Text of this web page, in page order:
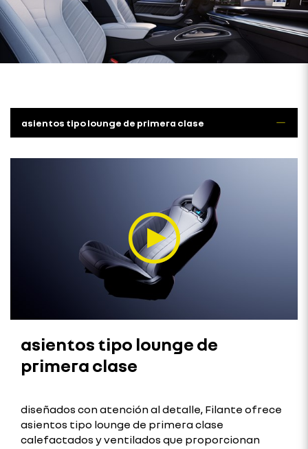
asientos tipo lounge de primera clase
asientos tipo lounge de
primera clase
diseñados con atención al detalle, Filante ofrece
asientos tipo lounge de primera clase
calefactados y ventilados que proporcionan